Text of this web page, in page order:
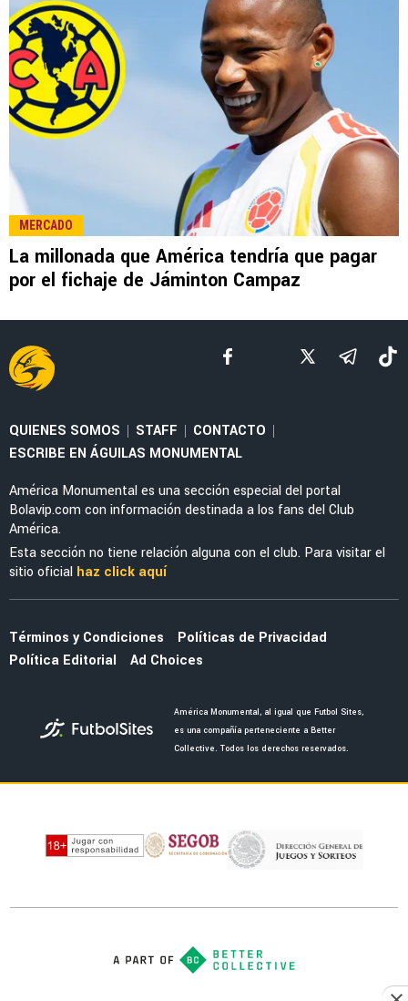
LEE TAMBIÉN
MERCADO
América buscará un cuarto refuerzo este
verano y ya se conoce en que posición
El once de lujo que planea Almada con todos
los refuerzos del América